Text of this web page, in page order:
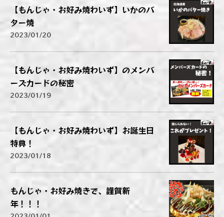
【もんじゃ・お好み焼わいず】いかのバ
ター焼
2023/01/20
【もんじゃ・お好み焼わいず】のメンバ
ーズカードの秘密
2023/01/19
【もんじゃ・お好み焼わいず】お誕生日
特典！
2023/01/18
もんじゃ・お好み焼きで、謹賀新
年！！！